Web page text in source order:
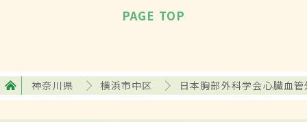
PAGE TOP
神奈川県 横浜市中区 日本胸部外科学会心臓血